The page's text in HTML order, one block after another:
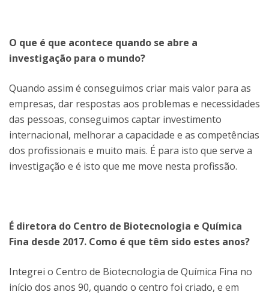
O que é que acontece quando se abre a
investigação para o mundo?
Quando assim é conseguimos criar mais valor para as
empresas, dar respostas aos problemas e necessidades
das pessoas, conseguimos captar investimento
internacional, melhorar a capacidade e as competências
dos profissionais e muito mais. É para isto que serve a
investigação e é isto que me move nesta profissão.
É diretora do Centro de Biotecnologia e Química
Fina desde 2017. Como é que têm sido estes anos?
Integrei o Centro de Biotecnologia de Química Fina no
início dos anos 90, quando o centro foi criado, e em